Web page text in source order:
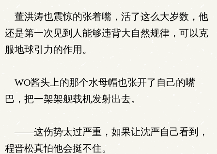
董洪涛也震惊的张着嘴，活了这么大岁数，他
还是第一次见到人能够违背大自然规律，可以克
服地球引力的作用。
WO酱头上的那个水母帽也张开了自己的嘴
巴，把一架架舰载机发射出去。
——这伤势太过严重，如果让沈严自己看到，
程晋松真怕他会挺不住。